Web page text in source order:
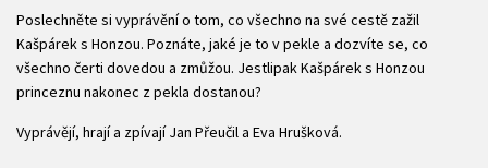
Poslechněte si vyprávění o tom, co všechno na své cestě zažil
Kašpárek s Honzou. Poznáte, jaké je to v pekle a dozvíte se, co
všechno čerti dovedou a zmůžou. Jestlipak Kašpárek s Honzou
princeznu nakonec z pekla dostanou?
Vyprávějí, hrají a zpívají Jan Přeučil a Eva Hrušková.